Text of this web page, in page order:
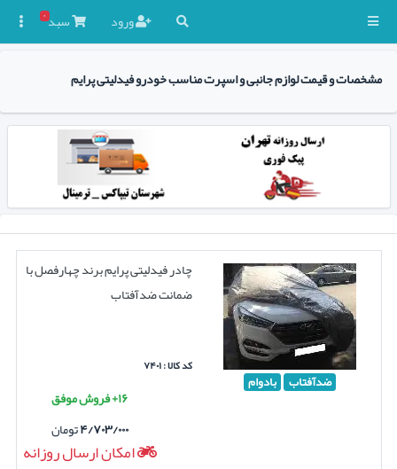
ورود سبد۰
مشخصات و قیمت لوازم جانبی و اسپرت مناسب خودرو فیدلیتی پرایم
ضدآفتاب بادوام
چادر فیدلیتی پرایم برند چهارفصل با
ضمانت ضدآفتاب
کد کالا : ۷۴۰۱
۱۶+ فروش موفق
۴/۷۰۳/۰۰۰تومان
امکان ارسال روزانه